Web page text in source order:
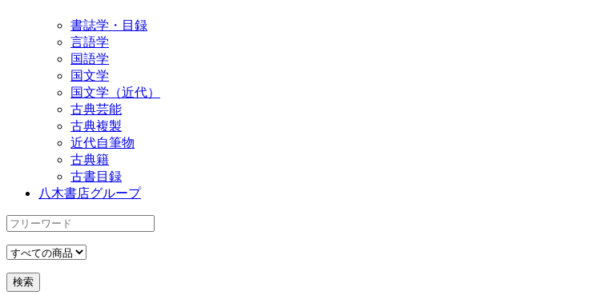
書誌学・目録
言語学
国語学
国文学
国文学（近代）
古典芸能
古典複製
近代自筆物
古典籍
古書目録
八木書店グループ